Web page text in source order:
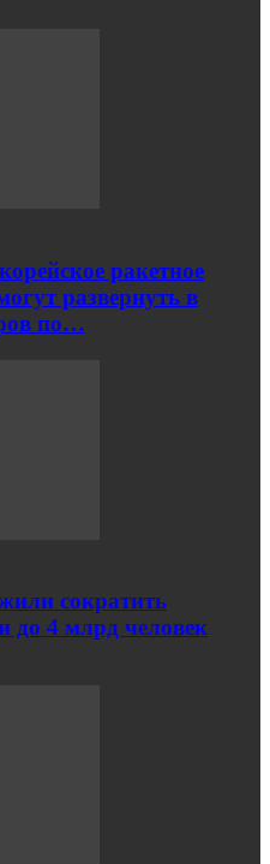
ракетное
развернуть в
по…
сократить
до 4 млрд человек